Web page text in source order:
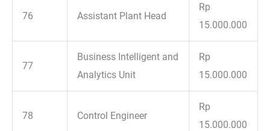
76 Assistant Plant Head
Rp
15.000.000
77
Business Intelligent and
Analytics Unit
Rp
15.000.000
78 Control Engineer
Rp
15.000.000